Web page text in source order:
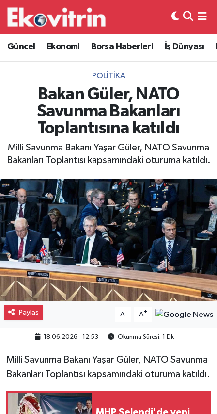
Güncel Ekonomi Borsa Haberleri İş Dünyası
POLITIKA
Bakan Güler, NATO
Savunma Bakanları
Toplantısına katıldı
Milli Savunma Bakanı Yaşar Güler, NATO Savunma
Bakanları Toplantısı kapsamındaki oturuma katıldı.
Paylaş A- A+
18.06.2026 - 12:53 Okunma Süresi: 1 Dk
Milli Savunma Bakanı Yaşar Güler, NATO Savunma
Bakanları Toplantısı kapsamındaki oturuma katıldı.
MHP Selendi'de yeni
Güncel
Ekonomi
Borsa Haberleri
İş Dünyası
Lojistik
Otovitrin
Asayiş
Magazin
Gayrimenkul
Spor
Eğitim
Hava Durumu
Trafik Durumu
Süper Lig Puan Durumu ve Fikstür
Tüm Manşetler
Son Dakika Haberleri
Haber Arşivi